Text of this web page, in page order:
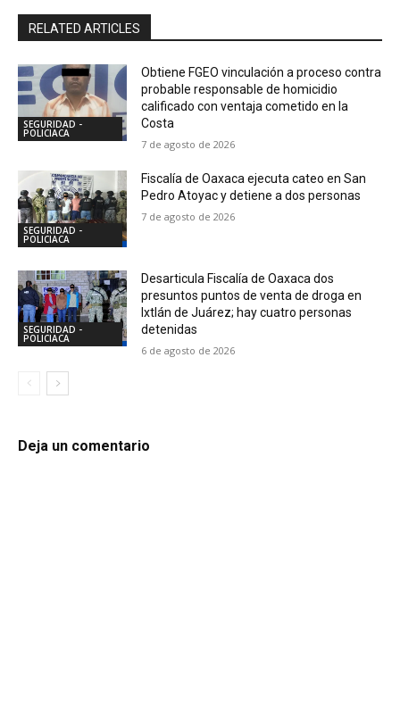
RELATED ARTICLES
SEGURIDAD -
POLICIACA
Obtiene FGEO vinculación a proceso contra
probable responsable de homicidio
calificado con ventaja cometido en la
Costa
7 de agosto de 2026
SEGURIDAD -
POLICIACA
Fiscalía de Oaxaca ejecuta cateo en San
Pedro Atoyac y detiene a dos personas
7 de agosto de 2026
SEGURIDAD -
POLICIACA
Desarticula Fiscalía de Oaxaca dos
presuntos puntos de venta de droga en
Ixtlán de Juárez; hay cuatro personas
detenidas
6 de agosto de 2026
Deja un comentario